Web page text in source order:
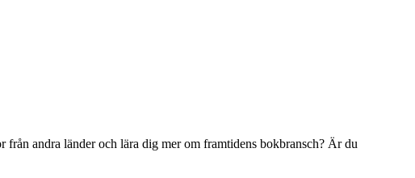
andra länder och lära dig mer om framtidens bokbransch? Är du